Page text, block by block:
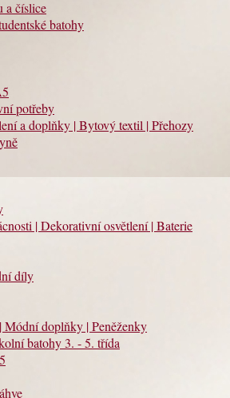
a číslice
batohy
potřeby
a doplňky | Bytový textil | Přehozy
| Dekorativní osvětlení | Baterie
díly
Módní doplňky | Peněženky
batohy 3. - 5. třída